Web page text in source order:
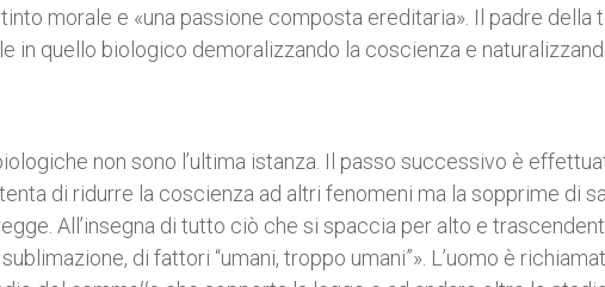
morale e «una passione composta ereditaria». Il padre della
in quello biologico demoralizzando la coscienza e
non sono l’ultima istanza. Il passo successivo è
di ridurre la coscienza ad altri fenomeni ma la sopprime di
All’insegna di tutto ciò che si spaccia per alto e
di fattori “umani, troppo umani”». L’uomo è